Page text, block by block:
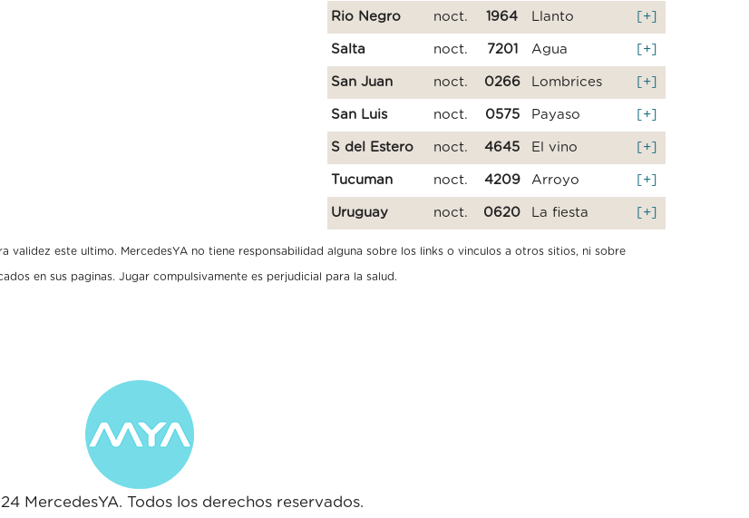
Rio Negro noct. 1964 Llanto [+]
Salta noct. 7201 Agua [+]
San Juan noct. 0266 Lombrices [+]
San Luis noct. 0575 Payaso [+]
S del Estero noct. 4645 El vino [+]
Tucuman noct. 4209 Arroyo [+]
Uruguay noct. 0620 La fiesta [+]
este ultimo. MercedesYA no tiene responsabilidad alguna sobre los links o vinculos a otros sitios, ni sobre
en sus paginas. Jugar compulsivamente es perjudicial para la salud.
MercedesYA. Todos los derechos reservados.